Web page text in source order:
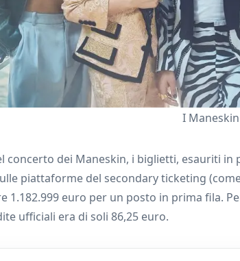
I Maneskin
concerto dei Maneskin, i biglietti, esauriti
piattaforme del secondary ticketing
1.182.999 euro per un posto in prima fila.
ufficiali era di soli 86,25 euro.